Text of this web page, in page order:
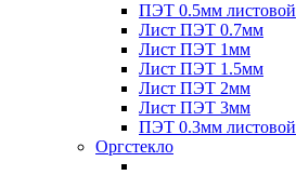
ПЭТ 0.5мм листовой
Лист ПЭТ 0.7мм
Лист ПЭТ 1мм
Лист ПЭТ 1.5мм
Лист ПЭТ 2мм
Лист ПЭТ 3мм
ПЭТ 0.3мм листовой
Оргстекло